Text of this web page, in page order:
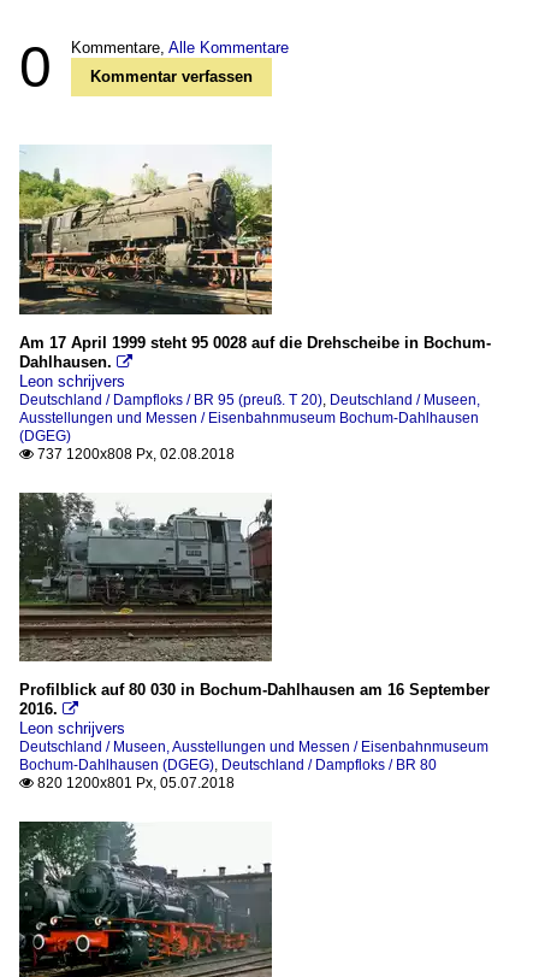
0 Kommentare, Alle Kommentare
Kommentar verfassen
Am 17 April 1999 steht 95 0028 auf die Drehscheibe in Bochum-
Dahlhausen. 
Leon schrijvers
Deutschland / Dampfloks / BR 95 (preuß. T 20), Deutschland / Museen,
Ausstellungen und Messen / Eisenbahnmuseum Bochum-Dahlhausen
(DGEG)
 737 1200x808 Px, 02.08.2018
Profilblick auf 80 030 in Bochum-Dahlhausen am 16 September
2016. 
Leon schrijvers
Deutschland / Museen, Ausstellungen und Messen / Eisenbahnmuseum
Bochum-Dahlhausen (DGEG), Deutschland / Dampfloks / BR 80
 820 1200x801 Px, 05.07.2018